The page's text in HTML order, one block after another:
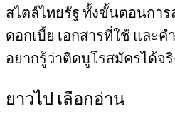
สไตล์ไทยรัฐ ทั้งขั้นตอนการ
ดอกเบี้ย เอกสารที่ใช้ และ
อยากรู้ว่าติดบูโรสมัครได้จ
ยาวไป เลือกอ่าน